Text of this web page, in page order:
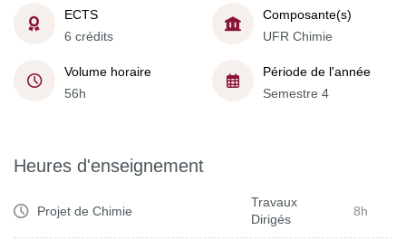
ECTS
6 crédits
Composante(s)
UFR Chimie
Volume horaire
56h
Période de l'année
Semestre 4
Heures d'enseignement
Projet de Chimie
Travaux
Dirigés
8h